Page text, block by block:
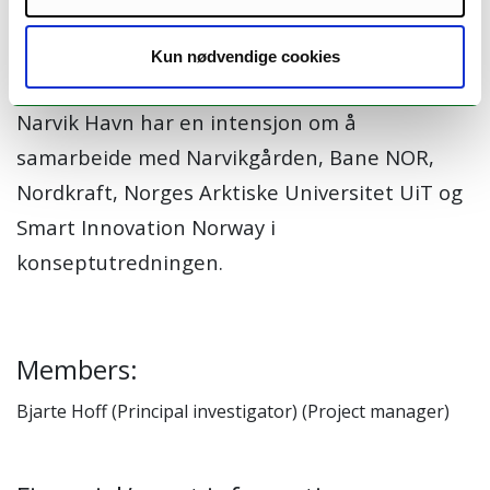
Kun nødvendige cookies
reguleringsplanen legger til rette for
fremtidsrettede energiløsninger.
Narvik Havn har en intensjon om å
samarbeide med Narvikgården, Bane NOR,
Nordkraft, Norges Arktiske Universitet UiT og
Smart Innovation Norway i
konseptutredningen.
Members:
Bjarte Hoff (Principal investigator) (Project manager)